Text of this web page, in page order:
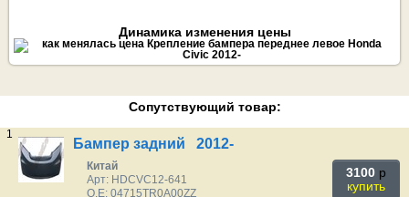
Динамика изменения цены
Сопутствующий товар:
1
Бампер задний 2012-
Китай
Арт: HDCVC12-641
O.E: 04715TR0A00ZZ
3100 p
купить